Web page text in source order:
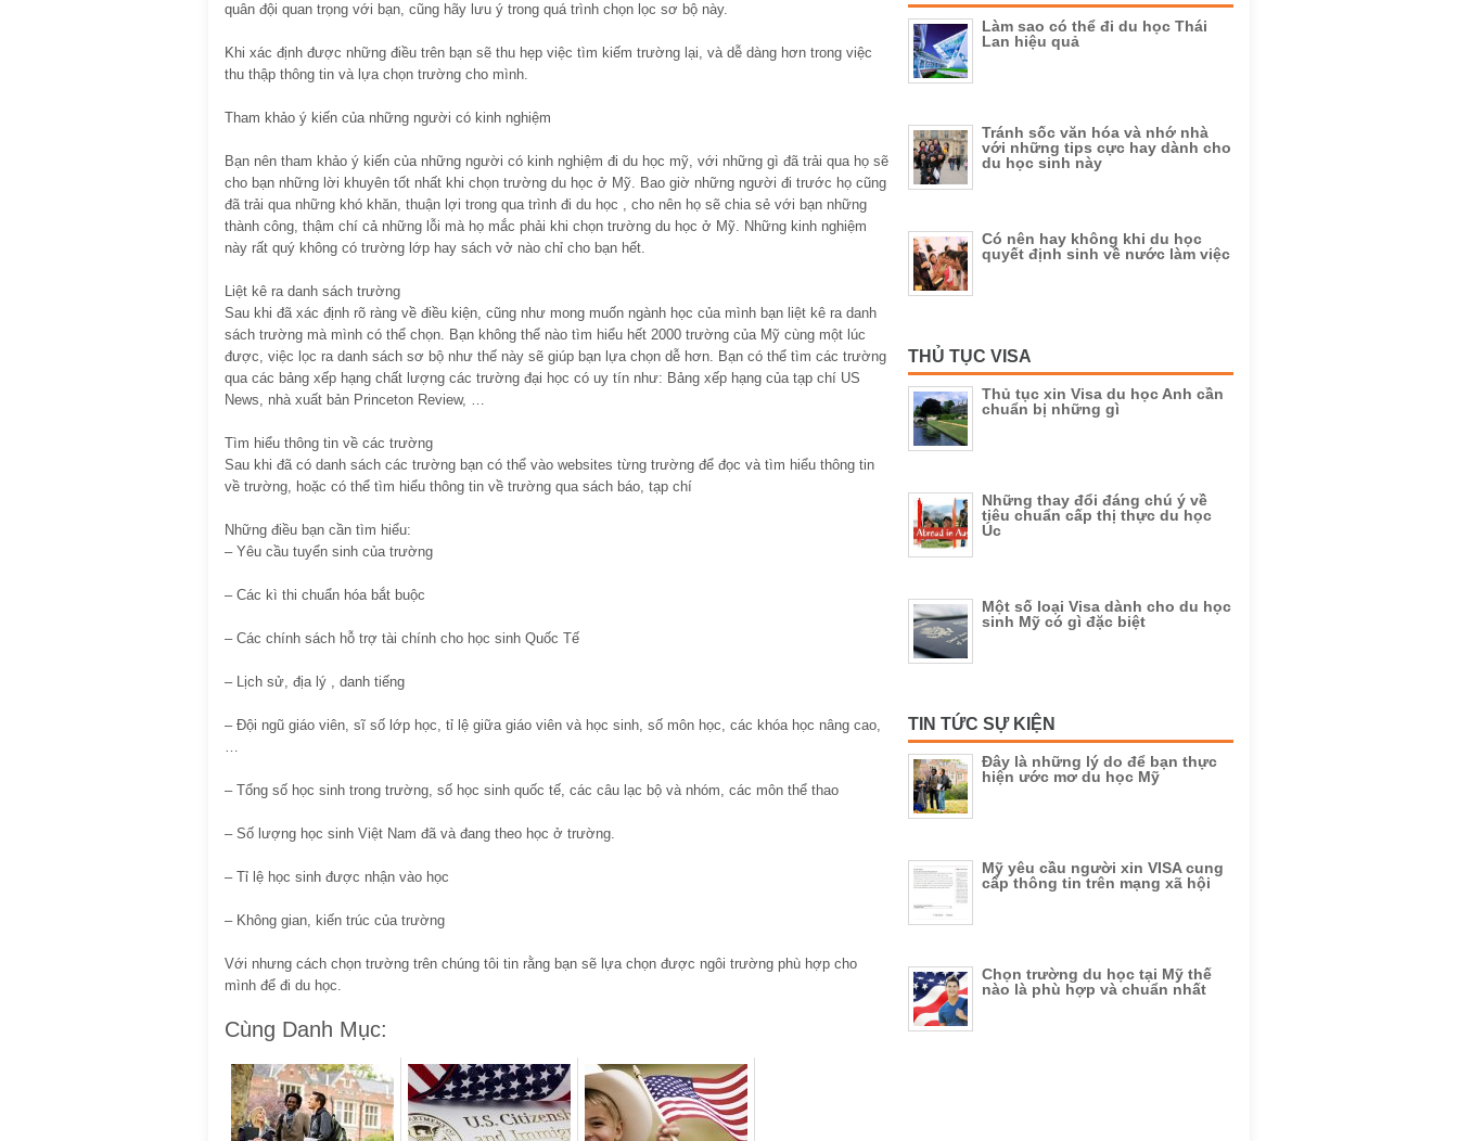
quân đội quan trọng với bạn, cũng hãy lưu ý trong quá trình chọn lọc sơ bộ này.
Khi xác định được những điều trên bạn sẽ thu hẹp việc tìm kiếm trường lại, và dễ dàng hơn trong việc
thu thập thông tin và lựa chọn trường cho mình.
Tham khảo ý kiến của những người có kinh nghiệm
Bạn nên tham khảo ý kiến của những người có kinh nghiệm đi du học mỹ, với những gì đã trải qua họ sẽ
cho bạn những lời khuyên tốt nhất khi chọn trường du học ở Mỹ. Bao giờ những người đi trước họ cũng
đã trải qua những khó khăn, thuận lợi trong qua trình đi du học , cho nên họ sẽ chia sẻ với bạn những
thành công, thậm chí cả những lỗi mà họ mắc phải khi chọn trường du học ở Mỹ. Những kinh nghiệm
này rất quý không có trường lớp hay sách vở nào chỉ cho bạn hết.
Liệt kê ra danh sách trường
Sau khi đã xác định rõ ràng về điều kiện, cũng như mong muốn ngành học của mình bạn liệt kê ra danh
sách trường mà mình có thể chọn. Bạn không thể nào tìm hiểu hết 2000 trường của Mỹ cùng một lúc
được, việc lọc ra danh sách sơ bộ như thế này sẽ giúp bạn lựa chọn dễ hơn. Bạn có thể tìm các trường
qua các bảng xếp hạng chất lượng các trường đại học có uy tín như: Bảng xếp hạng của tạp chí US
News, nhà xuất bản Princeton Review, …
Tìm hiểu thông tin về các trường
Sau khi đã có danh sách các trường bạn có thể vào websites từng trường để đọc và tìm hiểu thông tin
về trường, hoặc có thể tìm hiểu thông tin về trường qua sách báo, tạp chí
Những điều bạn cần tìm hiểu:
– Yêu cầu tuyển sinh của trường
– Các kì thi chuẩn hóa bắt buộc
– Các chính sách hỗ trợ tài chính cho học sinh Quốc Tế
– Lịch sử, địa lý , danh tiếng
– Đội ngũ giáo viên, sĩ số lớp học, tỉ lệ giữa giáo viên và học sinh, số môn học, các khóa học nâng cao,
…
– Tổng số học sinh trong trường, số học sinh quốc tế, các câu lạc bộ và nhóm, các môn thể thao
– Số lượng học sinh Việt Nam đã và đang theo học ở trường.
– Tỉ lệ học sinh được nhận vào học
– Không gian, kiến trúc của trường
Với nhưng cách chọn trường trên chúng tôi tin rằng bạn sẽ lựa chọn được ngôi trường phù hợp cho
mình để đi du học.
Cùng Danh Mục:
Làm sao có thể đi du học Thái
Lan hiệu quả
Tránh sốc văn hóa và nhớ nhà
với những tips cực hay dành cho
du học sinh này
Có nên hay không khi du học
quyết định sinh về nước làm việc
THỦ TỤC VISA
Thủ tục xin Visa du học Anh cần
chuẩn bị những gì
Những thay đổi đáng chú ý về
tiêu chuẩn cấp thị thực du học
Úc
Một số loại Visa dành cho du học
sinh Mỹ có gì đặc biệt
TIN TỨC SỰ KIỆN
Đây là những lý do để bạn thực
hiện ước mơ du học Mỹ
Mỹ yêu cầu người xin VISA cung
cấp thông tin trên mạng xã hội
Chọn trường du học tại Mỹ thế
nào là phù hợp và chuẩn nhất